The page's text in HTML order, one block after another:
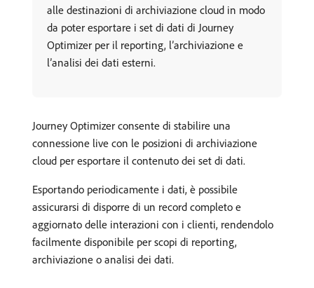
alle destinazioni di archiviazione cloud in modo
da poter esportare i set di dati di Journey
Optimizer per il reporting, l’archiviazione e
l’analisi dei dati esterni.
Journey Optimizer consente di stabilire una
connessione live con le posizioni di archiviazione
cloud per esportare il contenuto dei set di dati.
Esportando periodicamente i dati, è possibile
assicurarsi di disporre di un record completo e
aggiornato delle interazioni con i clienti, rendendolo
facilmente disponibile per scopi di reporting,
archiviazione o analisi dei dati.